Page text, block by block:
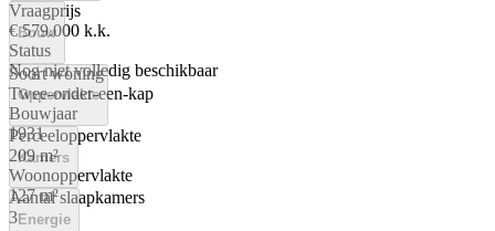
Vraagprijs
€ 579.000 k.k.
Status
Nog niet volledig beschikbaar
Bouw
Soort woning
Twee-onder-een-kap
Bouwjaar
1931
Oppervlakte
Perceeloppervlakte
209 m²
Woonoppervlakte
127 m²
Kamers
Aantal slaapkamers
3 Energie